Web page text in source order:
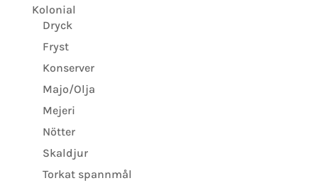
Kolonial
Dryck
Fryst
Konserver
Majo/Olja
Mejeri
Nötter
Skaldjur
Torkat spannmål